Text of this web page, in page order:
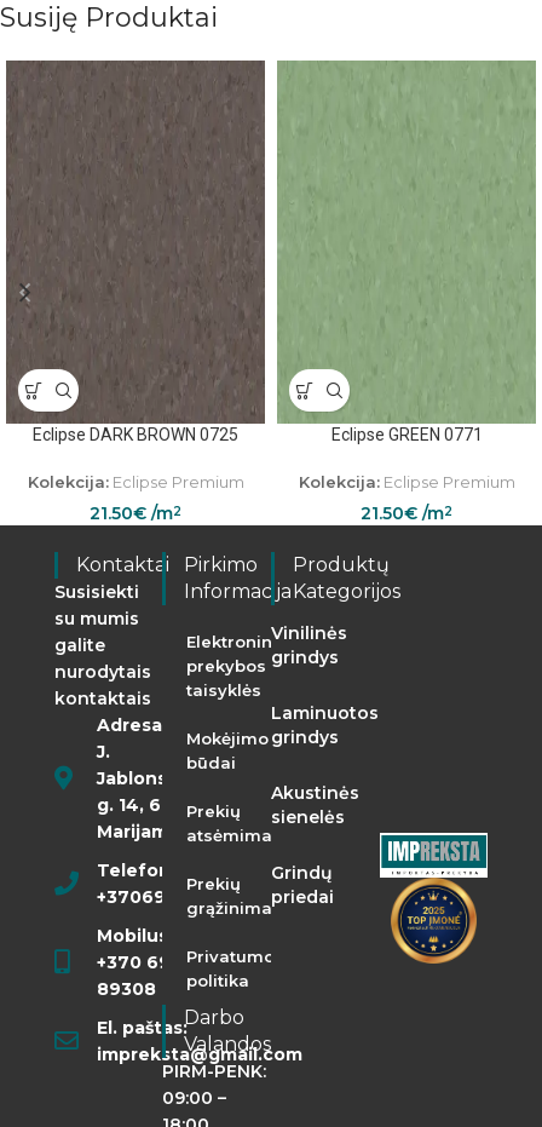
Susiję Produktai
Eclipse DARK BROWN 0725
Kolekcija:Eclipse Premium
21.50€ /m2
Eclipse GREEN 0771
Kolekcija:Eclipse Premium
21.50€ /m2
Kontaktai
Susisiekti
su mumis
galite
nurodytais
kontaktais
Adresas:
J.
Jablonskio
g. 14, 68290
Marijampolė
Telefonas:
+37069855400
Mobilusis:
+370 698
89308
El. paštas:
impreksta@gmail.com
Pirkimo
Informacija
Elektroninės
prekybos
taisyklės
Mokėjimo
būdai
Prekių
atsėmimas
Prekių
grąžinimas
Privatumo
politika
Darbo
Valandos
PIRM-PENK:
09:00 –
Produktų
Kategorijos
Vinilinės
grindys
Laminuotos
grindys
Akustinės
sienelės
Grindų
priedai